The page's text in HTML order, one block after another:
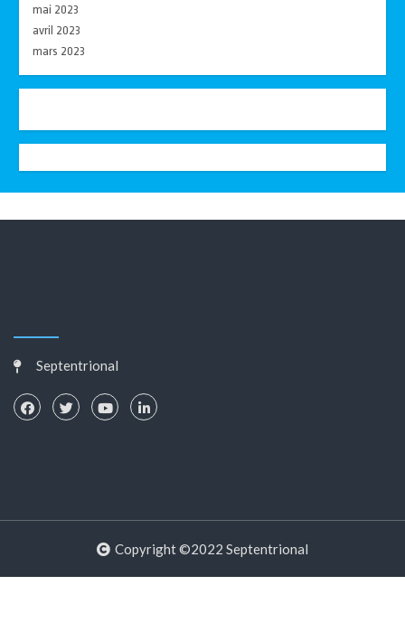
mai 2023
avril 2023
mars 2023
Septentrional
Copyright ©2022 Septentrional